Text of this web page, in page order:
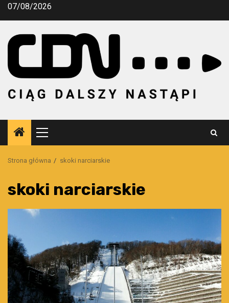
Przejdź
07/08/2026
Menu
główne
Strona główna skoki narciarskie
skoki narciarskie